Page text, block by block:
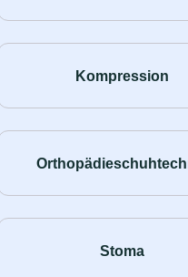
Kompression
Stoma